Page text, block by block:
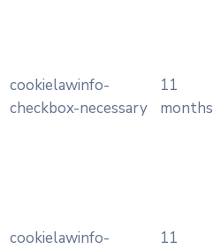
cookielawinfo-
checkbox-necessary
11
months
cookielawinfo-
11